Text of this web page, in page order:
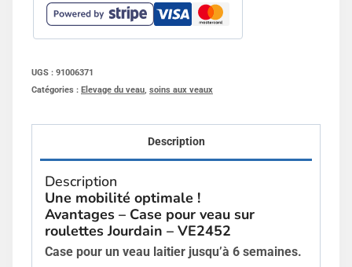
UGS : 91006371
Catégories : Elevage du veau, soins aux veaux
Description
Description
Une mobilité optimale !
Avantages – Case pour veau sur
roulettes Jourdain – VE2452
Case pour un veau laitier jusqu’à 6 semaines.